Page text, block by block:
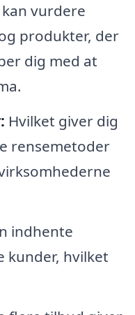
kan vurdere
produkter, der
dig med at
Hvilket giver dig
rensemetoder
indhente
kunder, hvilket